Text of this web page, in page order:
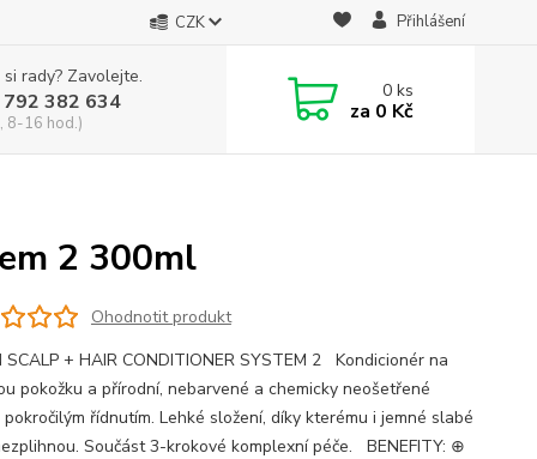
CZK Přihlášení
rady? Zavolejte.
382 634
8-16 hod.)
0ks
za 0 Kč
2 300ml
Ohodnotit produkt
SCALP + HAIR CONDITIONER SYSTEM 2 Kondicionér na
pokožku a přírodní, nebarvené a chemicky neošetřené
řídnutím. Lehké složení, díky kterému i jemné slabé
Součást 3-krokové komplexní péče. BENEFITY: ⊕